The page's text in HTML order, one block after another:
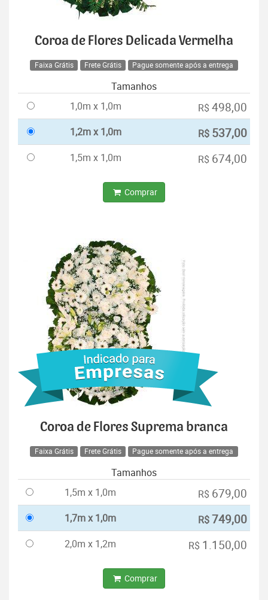
Coroa de Flores Delicada Vermelha
Faixa Grátis Frete Grátis Pague somente após a entrega
Tamanhos
1,0m x 1,0m
R$ 498,00
1,2m x 1,0m R$ 537,00
1,5m x 1,0m R$ 674,00
Comprar
Coroa de Flores Suprema branca
Faixa Grátis Frete Grátis Pague somente após a entrega
Tamanhos
1,5m x 1,0m
R$ 679,00
1,7m x 1,0m R$749,00
2,0m x 1,2m R$ 1.150,00
Comprar